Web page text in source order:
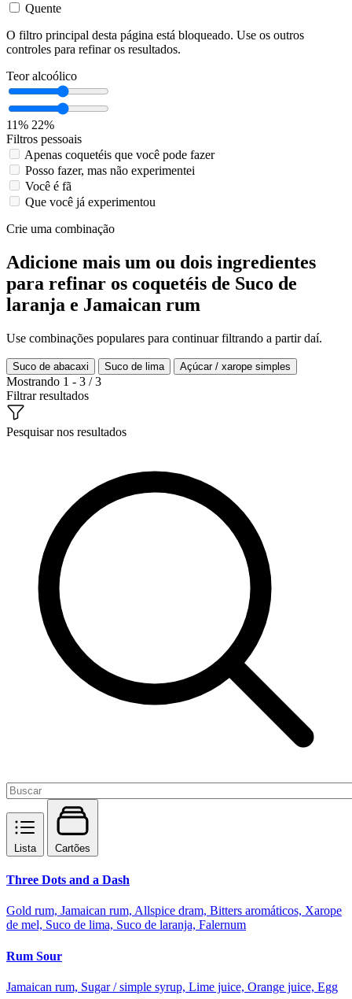
Quente
O filtro principal desta página está bloqueado. Use os outros
controles para refinar os resultados.
Teor alcoólico
11% 22%
Filtros pessoais
Apenas coquetéis que você pode fazer
Posso fazer, mas não experimentei
Você é fã
Que você já experimentou
Crie uma combinação
Adicione mais um ou dois ingredientes
para refinar os coquetéis de Suco de
laranja e Jamaican rum
Use combinações populares para continuar filtrando a partir daí.
Suco de abacaxi Suco de lima Açúcar / xarope simples
Mostrando 1 - 3 / 3
Filtrar resultados
Pesquisar nos resultados
Lista Cartões
Three Dots and a Dash
Gold rum, Jamaican rum, Allspice dram, Bitters aromáticos, Xarope
de mel, Suco de lima, Suco de laranja, Falernum
Rum Sour
Jamaican rum, Sugar / simple syrup, Lime juice, Orange juice, Egg